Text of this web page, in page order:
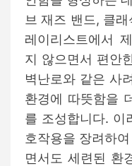
브 재즈 밴드, 클
레이리스트에서
지 않으면서 편안
벽난로와 같은 사
환경에 따뜻함을
를 조성합니다. 이
호작용을 장려하
면서도 세련된 환